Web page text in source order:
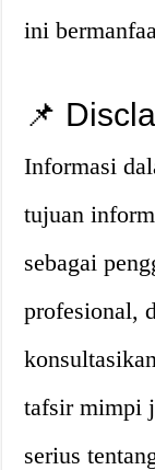
ini
📌
Informasi
tujuan
sebagai
profesional,
tafsir mimpi
serius